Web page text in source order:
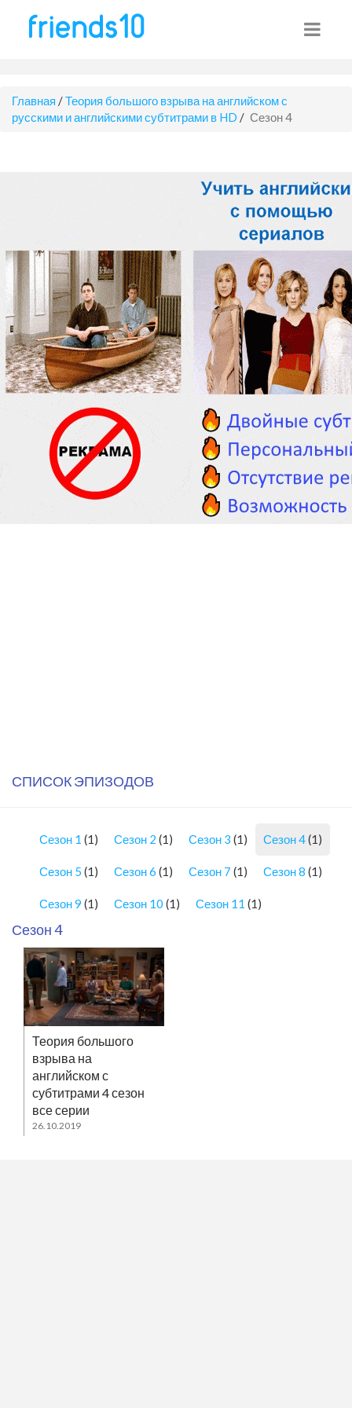
Главная /Теория большого взрыва на английском с
русскими и английскими субтитрами в HD / Сезон 4
СПИСОК ЭПИЗОДОВ
Сезон 1 (1) Сезон 2 (1) Сезон 3 (1) Сезон 4(1)
Сезон 5 (1) Сезон 6 (1) Сезон 7 (1) Сезон 8 (1)
Сезон 9 (1) Сезон 10 (1) Сезон 11 (1)
Сезон 4
Теория большого
взрыва на
английском с
субтитрами 4 сезон
все серии
26.10.2019